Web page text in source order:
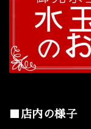
■店内の様子